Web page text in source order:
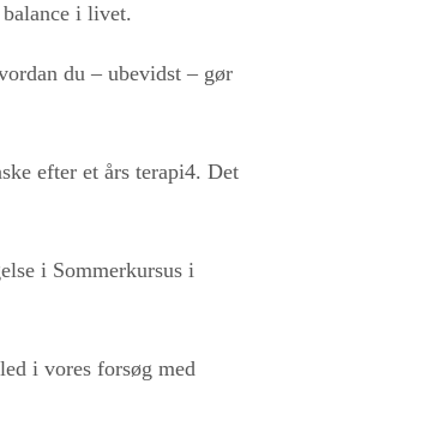
i livet.
du – ubevidst – gør
efter et års terapi4. Det
i Sommerkursus i
i vores forsøg med